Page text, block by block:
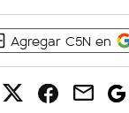
Agregar C5N en